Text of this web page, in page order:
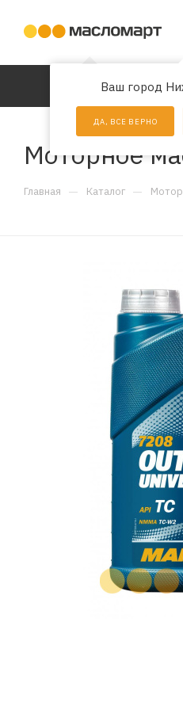
Ваш город
ДА, ВСЕ ВЕРНО
КАТАЛОГ
Моторное
Главная — Каталог —